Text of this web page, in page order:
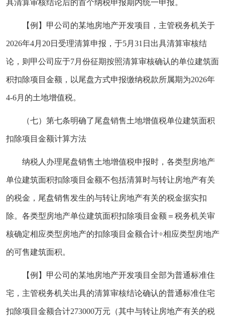
具清算审核结论后的首个纳税申报期内统一申报。
【例】甲公司的某地房地产开发项目，主管税务机关于
2026年4月20日受理清算申报，于5月31日出具清算审核结
论，则甲公司应于7月份征期按照清算审核确认的单位建筑面
积扣除项目金额，以尾盘方式申报缴纳税款所属期为2026年
4-6月的土地增值税。
（七）第七条明确了尾盘销售土地增值税单位建筑面积
扣除项目金额计算方法
纳税人办理尾盘销售土地增值税申报时，各类型房地产
单位建筑面积扣除项目金额不包括清算时与转让房地产有关
的税金，尾盘销售发生的与转让房地产有关的税金据实扣
除。各类型房地产单位建筑面积扣除项目金额＝税务机关审
核确定相应类型房地产的扣除项目金额合计÷相应类型房地产
的可售建筑面积。
【例】甲公司的某地房地产开发项目全部为普通标准住
宅，主管税务机关出具的清算审核结论确认的普通标准住宅
扣除项目金额合计273000万元（其中与转让房地产有关的税